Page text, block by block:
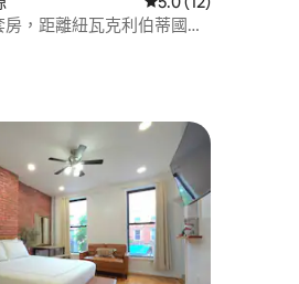
，距離紐瓦克利伯蒂國際